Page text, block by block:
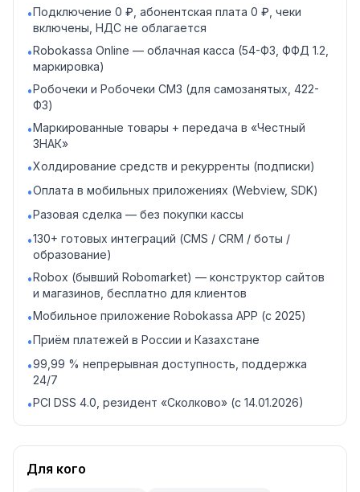
•Подключение 0 ₽, абонентская плата 0 ₽, чеки
включены, НДС не облагается
•Robokassa Online — облачная касса (54-ФЗ, ФФД 1.2,
маркировка)
•Робочеки и Робочеки СМЗ (для самозанятых, 422-
ФЗ)
•Маркированные товары + передача в «Честный
ЗНАК»
•Холдирование средств и рекурренты (подписки)
•Оплата в мобильных приложениях (Webview, SDK)
•Разовая сделка — без покупки кассы
•130+ готовых интеграций (CMS / CRM / боты /
образование)
•Robox (бывший Robomarket) — конструктор сайтов
и магазинов, бесплатно для клиентов
•Мобильное приложение Robokassa APP (с 2025)
•Приём платежей в России и Казахстане
•99,99 % непрерывная доступность, поддержка
24/7
•PCI DSS 4.0, резидент «Сколково» (с 14.01.2026)
Для кого